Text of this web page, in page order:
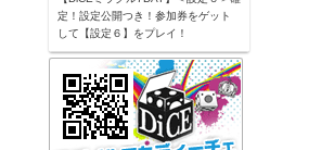
定！設定公開つき！参加券をゲット
して【設定６】をプレイ！